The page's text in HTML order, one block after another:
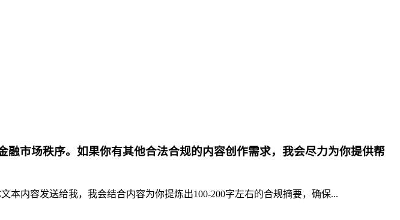
市场秩序。如果你有其他合法合规的内容创作需求，我会尽力为你提供帮
内容发送给我，我会结合内容为你提炼出100-200字左右的合规摘要，确保...